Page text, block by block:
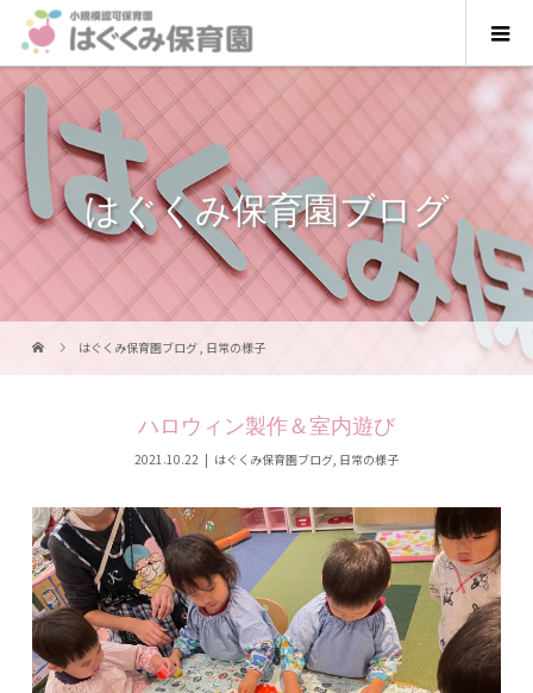
はぐくみ保育園ブログ
はぐくみ保育園ブログ, 日常の様子
ハロウィン製作＆室内遊び
2021.10.22 はぐくみ保育園ブログ 日常の様子